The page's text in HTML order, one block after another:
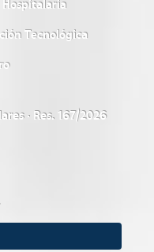
Hospitalaria
Tecnológica
· Res. 167/2026